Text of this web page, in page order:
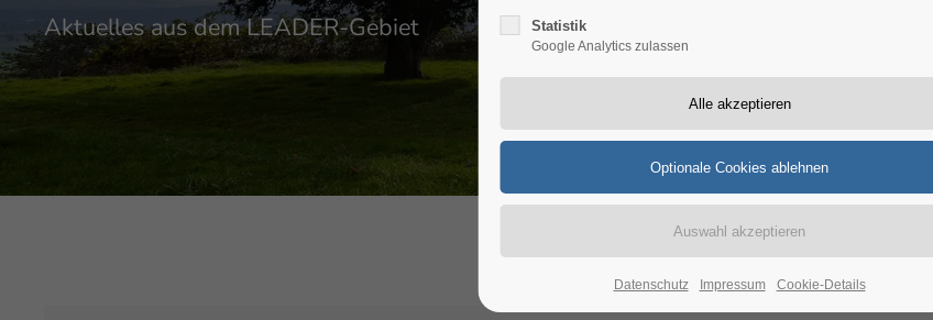
Register | Lost your password?
We offer support for our customers
Mon - Fri 8:00am - 5:00pm
Aktuelles aus dem LEADER-Gebiet Statistik
Google Analytics zulassen
Datenschutz Impressum Cookie-Details